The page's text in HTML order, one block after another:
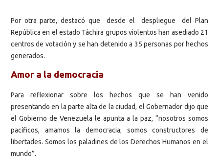
Por otra parte, destacó que desde el despliegue del Plan
República en el estado Táchira grupos violentos han asediado 21
centros de votación y se han detenido a 35 personas por hechos
generados.
Amor a la democracia
Para reflexionar sobre los hechos que se han venido
presentando en la parte alta de la ciudad, el Gobernador dijo que
el Gobierno de Venezuela le apunta a la paz, “nosotros somos
pacíficos, amamos la democracia; somos constructores de
libertades. Somos los paladines de los Derechos Humanos en el
mundo”.